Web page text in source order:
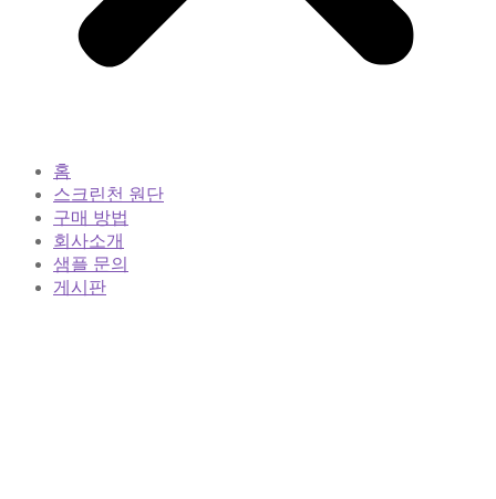
홈
스크린천 원단
구매 방법
회사소개
샘플 문의
게시판